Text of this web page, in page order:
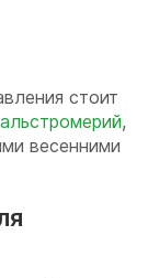
стоит
,
весенними